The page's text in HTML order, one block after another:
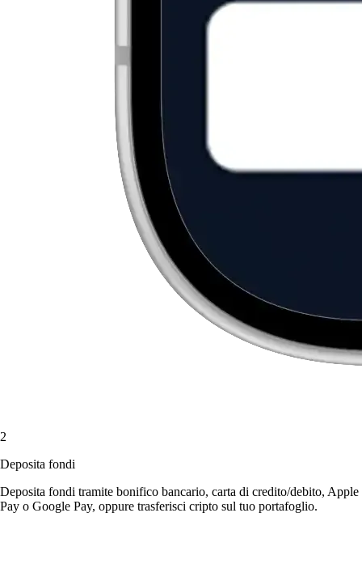
2
Deposita fondi
Deposita fondi tramite bonifico bancario, carta di credito/debito, Apple
Pay o Google Pay, oppure trasferisci cripto sul tuo portafoglio.